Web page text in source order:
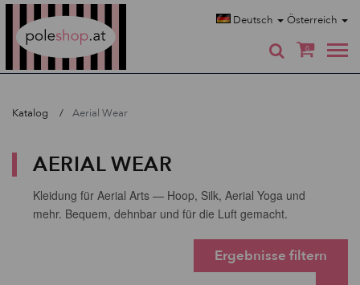
Deutsch Österreich
0
Katalog Aerial Wear
AERIAL WEAR
Kleidung für Aerial Arts — Hoop, Silk, Aerial Yoga und
mehr. Bequem, dehnbar und für die Luft gemacht.
Ergebnisse filtern